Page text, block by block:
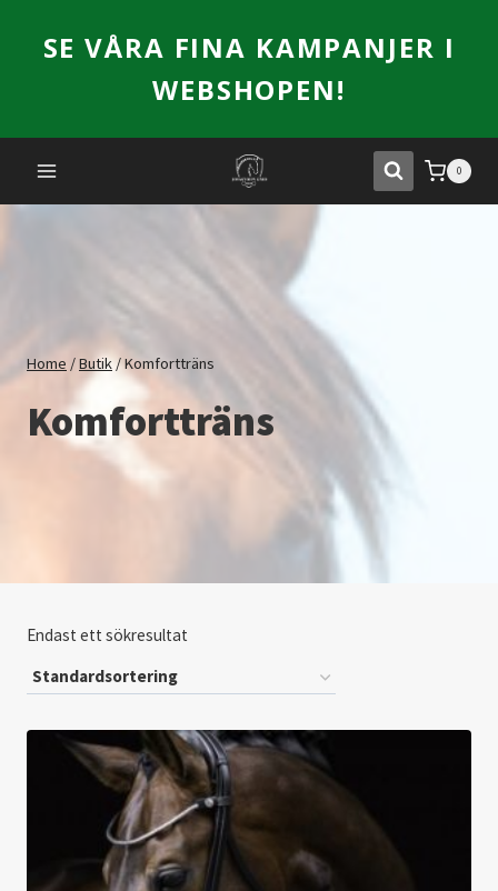
SE VÅRA FINA KAMPANJER I
WEBSHOPEN!
0
Home /Butik/Komfortträns
Komfortträns
Endast ett sökresultat